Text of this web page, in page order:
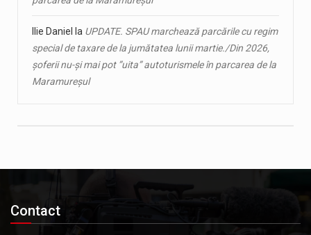
Ilie Daniel la UPDATE. SPAU marchează parcările cu regim
special de taxare de la jumătatea lunii martie./Din 2026,
șoferii nu-și mai pot ”uita” autoturismele în parcarea de la
Maramureșul
Contact